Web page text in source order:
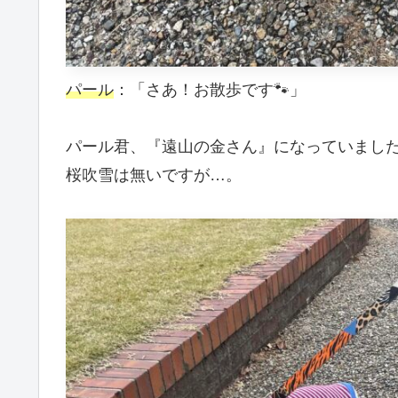
パール ：「さあ！お散歩です🐾」
パール君、『遠山の金さん』になっていまし
桜吹雪は無いですが…。